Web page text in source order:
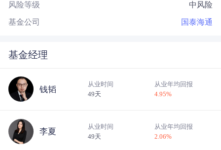
成立以来 --/--
风险等级 中风险
基金公司 国泰海通
基金经理
钱韬
从业时间
49天
从业年均回报
4.95%
李夏
从业时间
49天
从业年均回报
2.06%